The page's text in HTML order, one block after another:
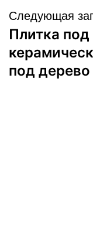
Следующая
Плитка
под дерево